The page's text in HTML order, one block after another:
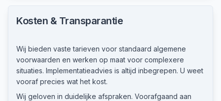
Kosten & Transparantie
Wij bieden vaste tarieven voor standaard algemene
voorwaarden en werken op maat voor complexere
situaties. Implementatieadvies is altijd inbegrepen. U weet
vooraf precies wat het kost.
Wij geloven in duidelijke afspraken. Voorafgaand aan